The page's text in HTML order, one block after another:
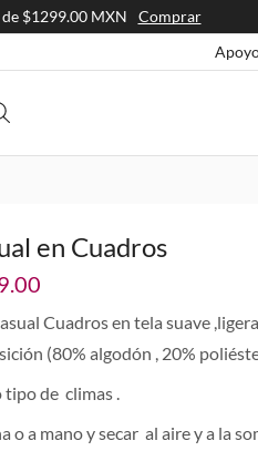
$1299.00 MXN
Comprar
en Cuadros
El
actual
es:
$269.00.
Cuadros en tela suave
(80% algodón , 20%
tipo de climas .
o a mano y secar al aire y a la